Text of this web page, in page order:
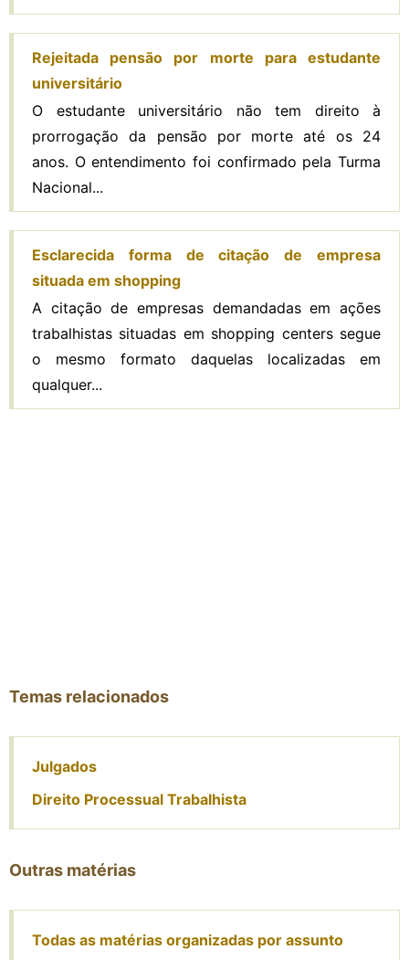
Rejeitada pensão por morte para estudante
universitário
O estudante universitário não tem direito à
prorrogação da pensão por morte até os 24
anos. O entendimento foi confirmado pela Turma
Nacional...
Esclarecida forma de citação de empresa
situada em shopping
A citação de empresas demandadas em ações
trabalhistas situadas em shopping centers segue
o mesmo formato daquelas localizadas em
qualquer...
Temas relacionados
Julgados
Direito Processual Trabalhista
Outras matérias
Todas as matérias organizadas por assunto